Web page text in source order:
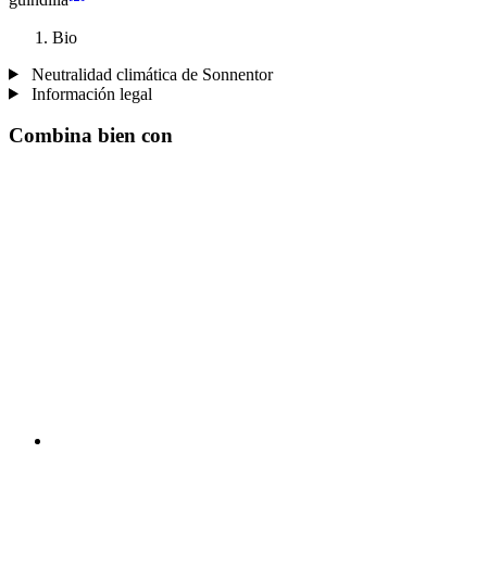
Bio
Neutralidad climática de Sonnentor
Información legal
Combina bien con